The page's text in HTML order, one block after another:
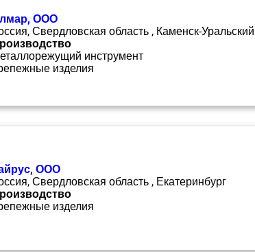
ООО
Свердловская область , Каменск-Уральский
инструмент
изделия
ООО
Свердловская область , Екатеринбург
изделия